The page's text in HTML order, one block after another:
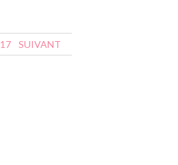
17 SUIVANT